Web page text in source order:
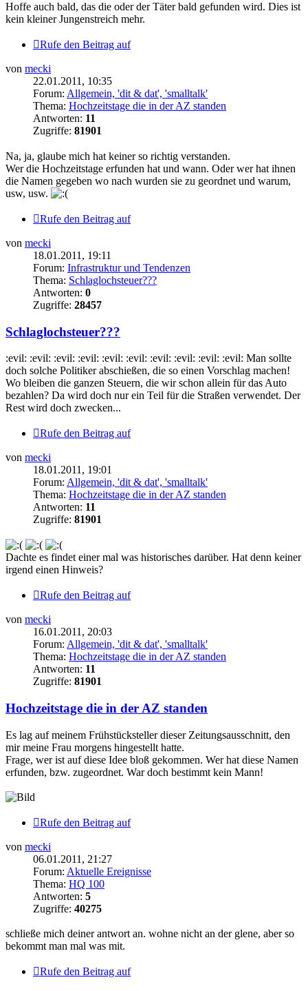
Hoffe auch bald, das die oder der Täter bald gefunden wird. Dies ist
kein kleiner Jungenstreich mehr.
Rufe den Beitrag auf
von mecki
22.01.2011, 10:35
Forum: Allgemein, 'dit & dat', 'smalltalk'
Thema: Hochzeitstage die in der AZ standen
Antworten: 11
Zugriffe: 81901
Na, ja, glaube mich hat keiner so richtig verstanden.
Wer die Hochzeitstage erfunden hat und wann. Oder wer hat ihnen
die Namen gegeben wo nach wurden sie zu geordnet und warum,
usw, usw.
Rufe den Beitrag auf
von mecki
18.01.2011, 19:11
Forum: Infrastruktur und Tendenzen
Thema: Schlaglochsteuer???
Antworten: 0
Zugriffe: 28457
Schlaglochsteuer???
:evil: :evil: :evil: :evil: :evil: :evil: :evil: :evil: :evil: :evil: Man sollte
doch solche Politiker abschießen, die so einen Vorschlag machen!
Wo bleiben die ganzen Steuern, die wir schon allein für das Auto
bezahlen? Da wird doch nur ein Teil für die Straßen verwendet. Der
Rest wird doch zwecken...
Rufe den Beitrag auf
von mecki
18.01.2011, 19:01
Forum: Allgemein, 'dit & dat', 'smalltalk'
Thema: Hochzeitstage die in der AZ standen
Antworten: 11
Zugriffe: 81901
Dachte es findet einer mal was historisches darüber. Hat denn keiner
irgend einen Hinweis?
Rufe den Beitrag auf
von mecki
16.01.2011, 20:03
Forum: Allgemein, 'dit & dat', 'smalltalk'
Thema: Hochzeitstage die in der AZ standen
Antworten: 11
Zugriffe: 81901
Hochzeitstage die in der AZ standen
Es lag auf meinem Frühstücksteller dieser Zeitungsausschnitt, den
mir meine Frau morgens hingestellt hatte.
Frage, wer ist auf diese Idee bloß gekommen. Wer hat diese Namen
erfunden, bzw. zugeordnet. War doch bestimmt kein Mann!
Rufe den Beitrag auf
von mecki
06.01.2011, 21:27
Forum: Aktuelle Ereignisse
Thema: HQ 100
Antworten: 5
Zugriffe: 40275
schließe mich deiner antwort an. wohne nicht an der glene, aber so
bekommt man mal was mit.
Rufe den Beitrag auf